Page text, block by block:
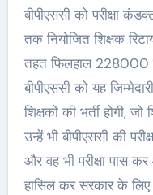
बीपीएससी को परीक्षा
तक नियोजित शिक्षक
तहत फिलहाल 228000
बीपीएससी को यह
शिक्षकों की भर्ती होगी,
उन्हें भी बीपीएससी की
और वह भी परीक्षा पास
हासिल कर सरकार के